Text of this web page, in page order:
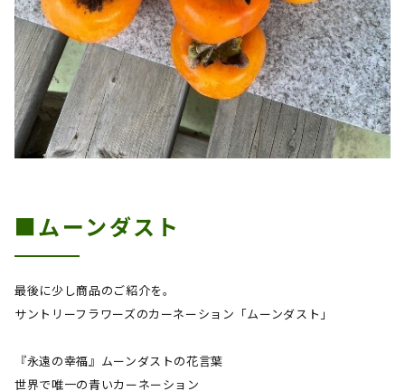
■ムーンダスト
最後に少し商品のご紹介を。
サントリーフラワーズのカーネーション「ムーンダスト」
『永遠の幸福』ムーンダストの花言葉
世界で唯一の青いカーネーション